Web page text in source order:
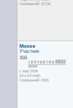
Сообщений: 11738
Moose
Участник
с мар 2008
53 и 54 north
Сообщений: 2605